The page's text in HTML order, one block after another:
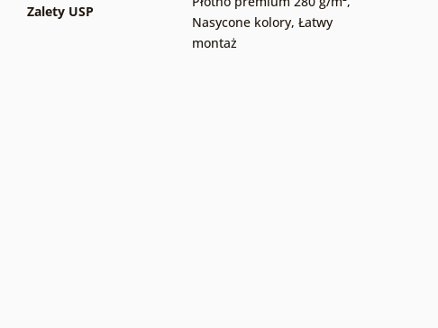
Zalety USP
Nasycone kolory, Łatwy
montaż